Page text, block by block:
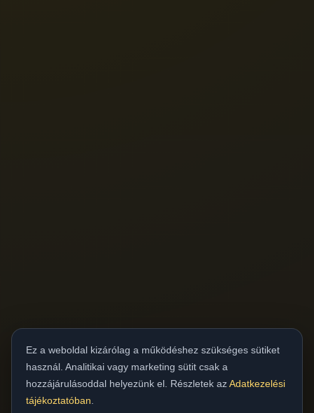
Ez a weboldal kizárólag a működéshez szükséges sütiket
használ. Analitikai vagy marketing sütit csak a
hozzájárulásoddal helyezünk el. Részletek azAdatkezelési
tájékoztatóban